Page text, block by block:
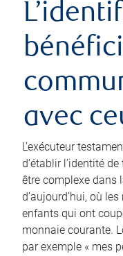
avec
L’exécuteur
d’établir l’identité
être complexe dans
d’aujourd’hui, où
enfants qui ont
monnaie courante.
par exemple « mes